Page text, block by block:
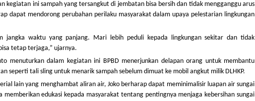
kegiatan ini sampah yang tersangkut di jembatan bisa bersih dan tidak mengganggu arus
dapat mendorong perubahan perilaku masyarakat dalam upaya pelestarian lingkungan
jangka waktu yang panjang. Mari lebih peduli kepada lingkungan sekitar dan tidak
tetap terjaga,” ujarnya.
menuturkan dalam kegiatan ini BPBD menerjunkan delapan orang untuk membantu
seperti tali sling untuk menarik sampah sebelum dimuat ke mobil angkut milik DLHKP.
lain yang menghambat aliran air, Joko berharap dapat meminimalisir luapan air sungai
edukasi kepada masyarakat tentang pentingnya menjaga kebersihan sungai